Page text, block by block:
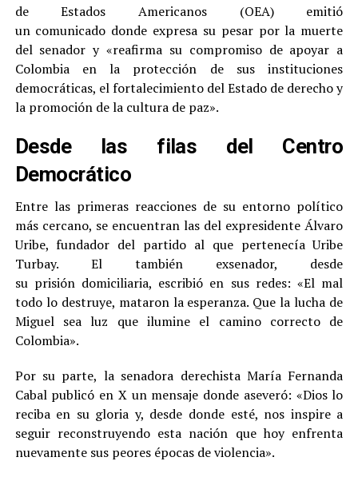
de Estados Americanos (OEA) emitió
un comunicado donde expresa su pesar por la muerte
del senador y «reafirma su compromiso de apoyar a
Colombia en la protección de sus instituciones
democráticas, el fortalecimiento del Estado de derecho y
la promoción de la cultura de paz».
Desde las filas del Centro
Democrático
Entre las primeras reacciones de su entorno político
más cercano, se encuentran las del expresidente Álvaro
Uribe, fundador del partido al que pertenecía Uribe
Turbay. El también exsenador, desde
su prisión domiciliaria, escribió en sus redes: «El mal
todo lo destruye, mataron la esperanza. Que la lucha de
Miguel sea luz que ilumine el camino correcto de
Colombia».
Por su parte, la senadora derechista María Fernanda
Cabal publicó en X un mensaje donde aseveró: «Dios lo
reciba en su gloria y, desde donde esté, nos inspire a
seguir reconstruyendo esta nación que hoy enfrenta
nuevamente sus peores épocas de violencia».